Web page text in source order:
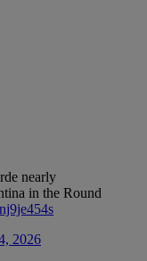
nearly
in the Round
2026